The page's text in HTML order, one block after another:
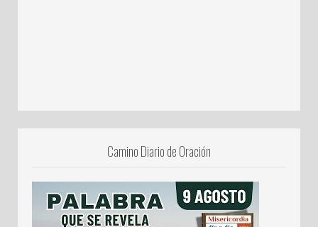
Camino Diario de Oración